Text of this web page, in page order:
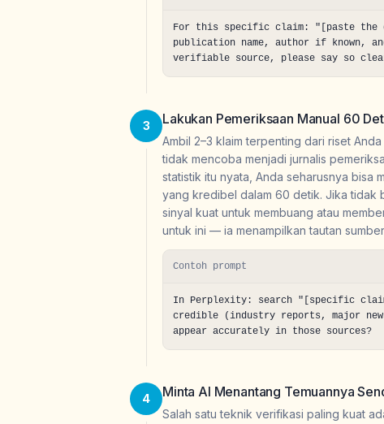
For this specific claim: "[paste the
publication name, author if known,
verifiable source, please say so
3 Lakukan Pemeriksaan Manual 60
Ambil 2–3 klaim terpenting dari riset
tidak mencoba menjadi jurnalis
statistik itu nyata, Anda seharusnya bisa
yang kredibel dalam 60 detik. Jika tidak
sinyal kuat untuk membuang atau
untuk ini — ia menampilkan tautan
Contoh prompt
In Perplexity: search "[specific
credible (industry reports, major
appear accurately in those sources?
4 Minta AI Menantang Temuannya
Salah satu teknik verifikasi paling kuat